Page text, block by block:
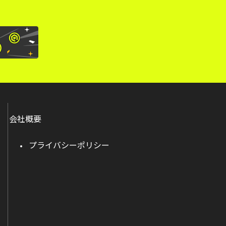
会社概要
プライバシーポリシー